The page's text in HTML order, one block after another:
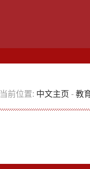
当前位置: 中文主页 -教